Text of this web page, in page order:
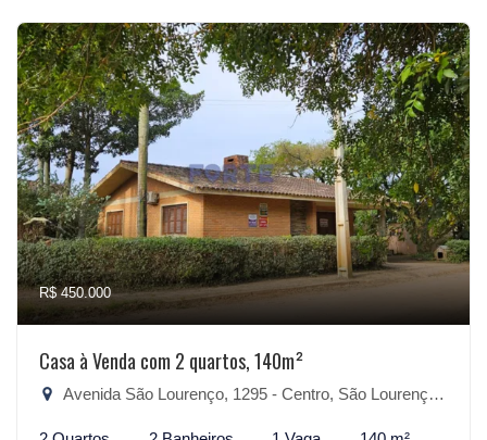
R$ 450.000
Casa à Venda com 2 quartos, 140m²
Avenida São Lourenço, 1295 - Centro, São Lourenço do Sul-RS